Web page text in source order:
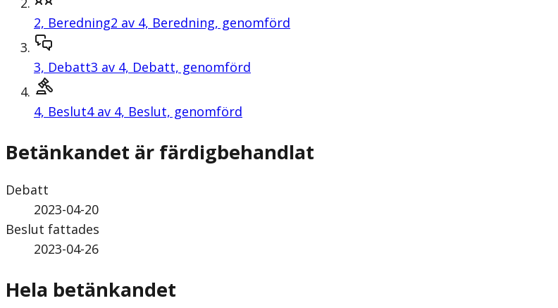
2, Beredning2 av 4, Beredning, genomförd
3, Debatt3 av 4, Debatt, genomförd
4, Beslut4 av 4, Beslut, genomförd
Betänkandet är färdigbehandlat
Debatt
2023-04-20
Beslut fattades
2023-04-26
Hela betänkandet